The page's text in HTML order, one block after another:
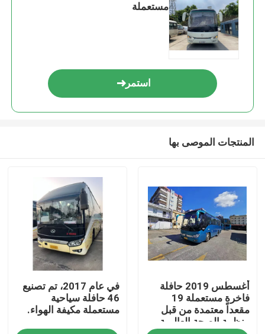
مستعملة
استمر
المنتجات الموصى بها
أغسطس 2019 حافلة
فاخرة مستعملة 19
مقعداً معتمدة من قبل
منظمة الصحة العالمية
في عام 2017، تم تصنيع
46 حافلة سياحية
مستعملة مكيفة الهواء.